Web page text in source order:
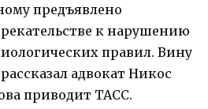
предъявлено
к нарушению
правил. Вину
адвокат Никос
приводит ТАСС.